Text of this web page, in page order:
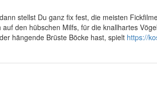
stellst Du ganz fix fest, die meisten
den hübschen Milfs, für die knallhartes
hängende Brüste Böcke hast, spielt https://